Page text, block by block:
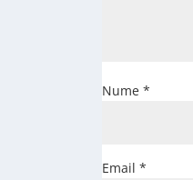
Nume *
Email *